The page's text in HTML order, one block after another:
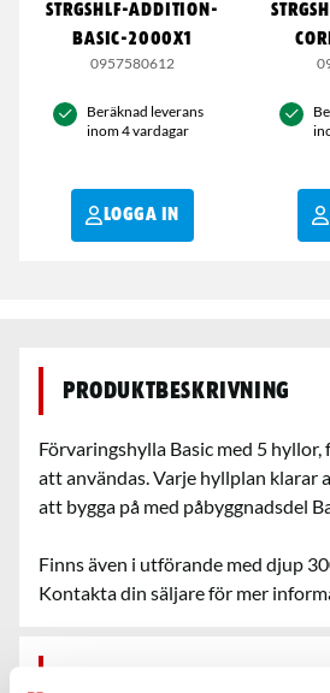
STRGSHLF-ADDITION-
BASIC-2000X1
0957580612
Beräknad leverans
inom 4 vardagar
LOGGA IN
Produktbeskrivning
Förvaringshylla Basic med 5
att användas. Varje hyllplan klarar
att bygga på med påbyggnadsdel
Finns även i utförande med djup
Kontakta din säljare för mer